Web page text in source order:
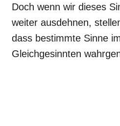
Doch wenn wir dieses
weiter ausdehnen,
dass bestimmte Sinne
Gleichgesinnten